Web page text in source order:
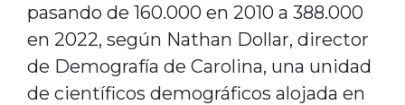
pasando de 160.000 en 2010 a 388.000
en 2022, según Nathan Dollar, director
de Demografía de Carolina, una unidad
de científicos demográficos alojada en